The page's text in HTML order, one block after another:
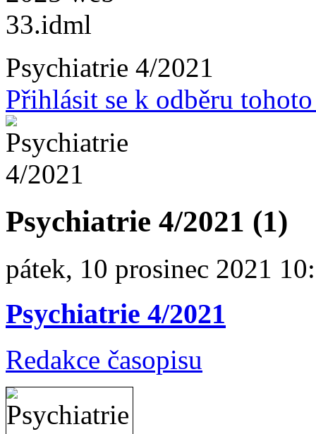
Psychiatrie 4/2021
Přihlásit se k odběru
Psychiatrie 4/2021 (1)
pátek, 10 prosinec 2021
Psychiatrie 4/2021
Redakce časopisu